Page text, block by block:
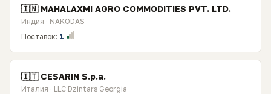
🇮🇳 MAHALAXMI AGRO COMMODITIES PVT. LTD.
Индия · NAKODAS
Поставок: 1
🇮🇹 CESARIN S.p.a.
Италия · LLC Dzintars Georgia